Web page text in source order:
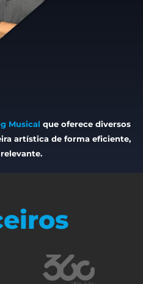
Musical que oferece diversos
artística de forma eficiente,